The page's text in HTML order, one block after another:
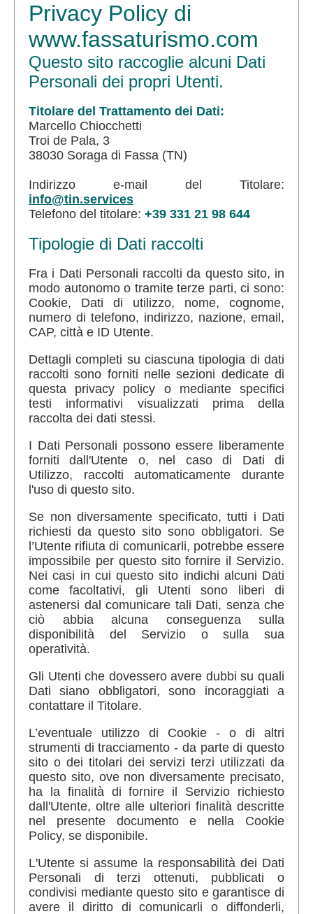
Privacy Policy di
www.fassaturismo.com
Questo sito raccoglie alcuni Dati
Personali dei propri Utenti.
Titolare del Trattamento dei Dati:
Marcello Chiocchetti
Troi de Pala, 3
38030 Soraga di Fassa (TN)
Indirizzo e-mail del Titolare:
info@tin.services
Telefono del titolare: +39 331 21 98 644
Tipologie di Dati raccolti
Fra i Dati Personali raccolti da questo sito, in
modo autonomo o tramite terze parti, ci sono:
Cookie, Dati di utilizzo, nome, cognome,
numero di telefono, indirizzo, nazione, email,
CAP, città e ID Utente.
Dettagli completi su ciascuna tipologia di dati
raccolti sono forniti nelle sezioni dedicate di
questa privacy policy o mediante specifici
testi informativi visualizzati prima della
raccolta dei dati stessi.
I Dati Personali possono essere liberamente
forniti dall'Utente o, nel caso di Dati di
Utilizzo, raccolti automaticamente durante
l'uso di questo sito.
Se non diversamente specificato, tutti i Dati
richiesti da questo sito sono obbligatori. Se
l’Utente rifiuta di comunicarli, potrebbe essere
impossibile per questo sito fornire il Servizio.
Nei casi in cui questo sito indichi alcuni Dati
come facoltativi, gli Utenti sono liberi di
astenersi dal comunicare tali Dati, senza che
ciò abbia alcuna conseguenza sulla
disponibilità del Servizio o sulla sua
operatività.
Gli Utenti che dovessero avere dubbi su quali
Dati siano obbligatori, sono incoraggiati a
contattare il Titolare.
L’eventuale utilizzo di Cookie - o di altri
strumenti di tracciamento - da parte di questo
sito o dei titolari dei servizi terzi utilizzati da
questo sito, ove non diversamente precisato,
ha la finalità di fornire il Servizio richiesto
dall'Utente, oltre alle ulteriori finalità descritte
nel presente documento e nella Cookie
Policy, se disponibile.
L'Utente si assume la responsabilità dei Dati
Personali di terzi ottenuti, pubblicati o
condivisi mediante questo sito e garantisce di
avere il diritto di comunicarli o diffonderli,